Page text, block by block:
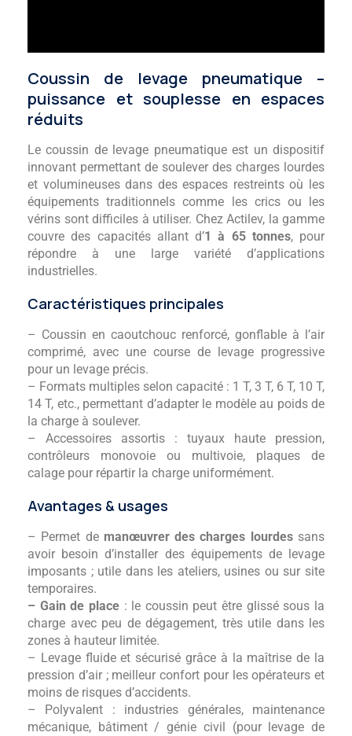
Coussin de levage pneumatique –
puissance et souplesse en espaces
réduits
Le coussin de levage pneumatique est un dispositif
innovant permettant de soulever des charges lourdes
et volumineuses dans des espaces restreints où les
équipements traditionnels comme les crics ou les
vérins sont difficiles à utiliser. Chez Actilev, la gamme
couvre des capacités allant d’1 à 65 tonnes, pour
répondre à une large variété d’applications
industrielles.
Caractéristiques principales
– Coussin en caoutchouc renforcé, gonflable à l’air
comprimé, avec une course de levage progressive
pour un levage précis.
– Formats multiples selon capacité : 1 T, 3 T, 6 T, 10 T,
14 T, etc., permettant d’adapter le modèle au poids de
la charge à soulever.
– Accessoires assortis : tuyaux haute pression,
contrôleurs monovoie ou multivoie, plaques de
calage pour répartir la charge uniformément.
Avantages & usages
– Permet de manœuvrer des charges lourdessans
avoir besoin d’installer des équipements de levage
imposants ; utile dans les ateliers, usines ou sur site
temporaires.
– Gain de place: le coussin peut être glissé sous la
charge avec peu de dégagement, très utile dans les
zones à hauteur limitée.
– Levage fluide et sécurisé grâce à la maîtrise de la
pression d’air ; meilleur confort pour les opérateurs et
moins de risques d’accidents.
– Polyvalent : industries générales, maintenance
mécanique, bâtiment / génie civil (pour levage de